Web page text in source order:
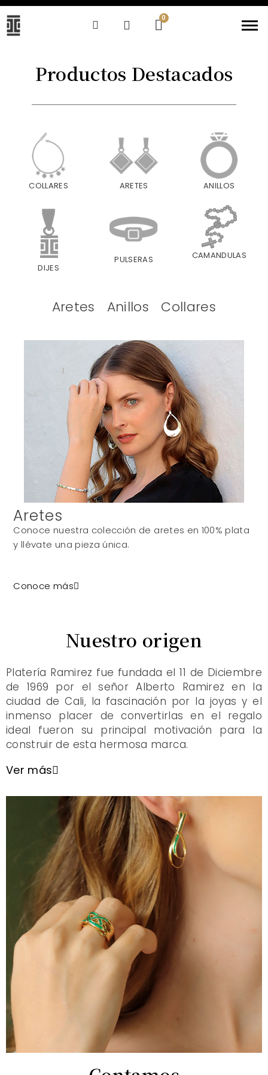
Productos Destacados
COLLARES ARETES ANILLOS
DIJES
PULSERAS CAMANDULAS
Aretes Anillos Collares
Aretes
Conoce nuestra colección de aretes en 100% plata
y llévate una pieza única.
Conoce más
Nuestro origen
Platería Ramirez fue fundada el 11 de Diciembre
de 1969 por el señor Alberto Ramirez en la
ciudad de Cali, la fascinación por la joyas y el
inmenso placer de convertirlas en el regalo
ideal fueron su principal motivación para la
construir de esta hermosa marca.
Ver más